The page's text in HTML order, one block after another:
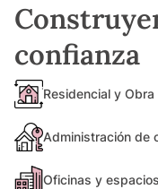
confianza
Residencial y Obra
Administración de
Oficinas y